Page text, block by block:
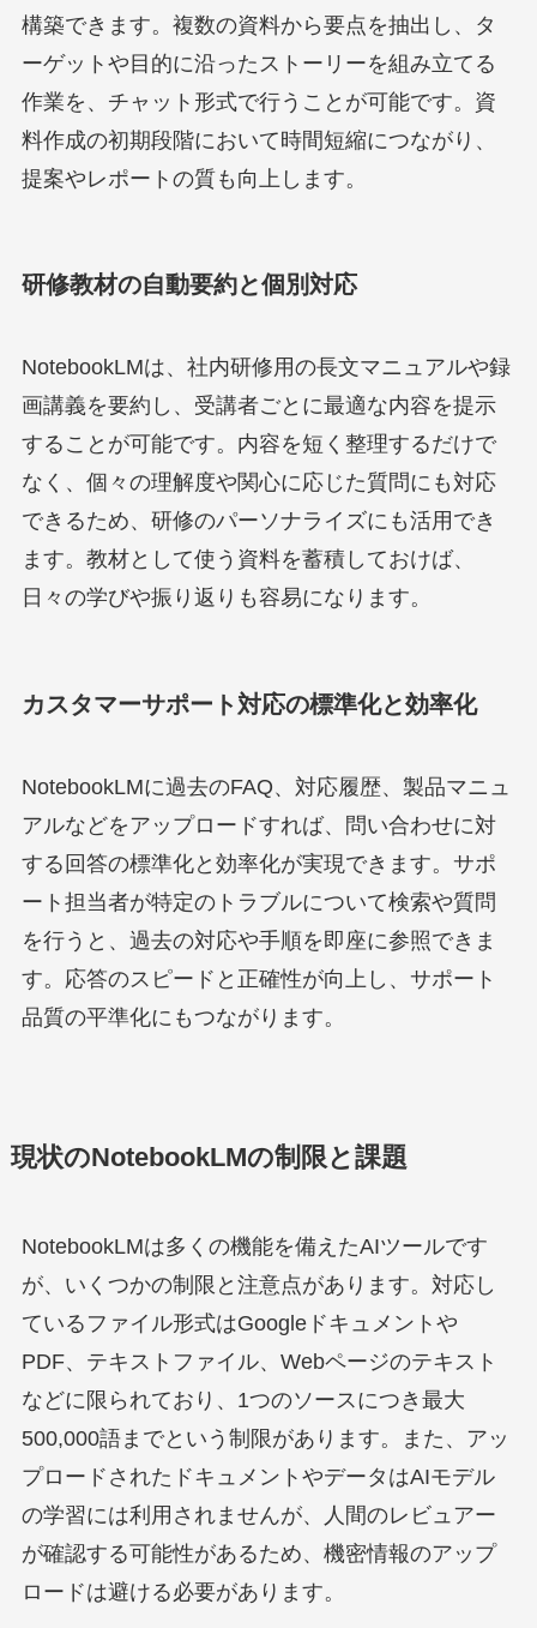
構築できます。複数の資料から要点を抽出し、タ
ーゲットや目的に沿ったストーリーを組み立てる
作業を、チャット形式で行うことが可能です。資
料作成の初期段階において時間短縮につながり、
提案やレポートの質も向上します。
研修教材の自動要約と個別対応
NotebookLMは、社内研修用の長文マニュアルや録
画講義を要約し、受講者ごとに最適な内容を提示
することが可能です。内容を短く整理するだけで
なく、個々の理解度や関心に応じた質問にも対応
できるため、研修のパーソナライズにも活用でき
ます。教材として使う資料を蓄積しておけば、
日々の学びや振り返りも容易になります。
カスタマーサポート対応の標準化と効率化
NotebookLMに過去のFAQ、対応履歴、製品マニュ
アルなどをアップロードすれば、問い合わせに対
する回答の標準化と効率化が実現できます。サポ
ート担当者が特定のトラブルについて検索や質問
を行うと、過去の対応や手順を即座に参照できま
す。応答のスピードと正確性が向上し、サポート
品質の平準化にもつながります。
現状のNotebookLMの制限と課題
NotebookLMは多くの機能を備えたAIツールです
が、いくつかの制限と注意点があります。対応し
ているファイル形式はGoogleドキュメントや
PDF、テキストファイル、Webページのテキスト
などに限られており、1つのソースにつき最大
500,000語までという制限があります。また、アッ
プロードされたドキュメントやデータはAIモデル
の学習には利用されませんが、人間のレビュアー
が確認する可能性があるため、機密情報のアップ
ロードは避ける必要があります。